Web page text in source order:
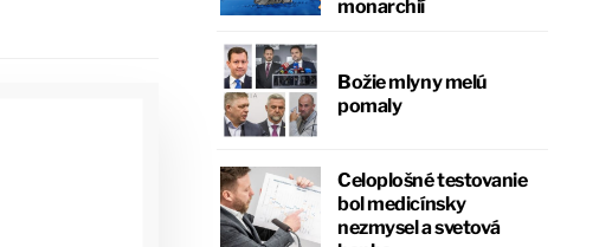
monarchií
Božie mlyny melú
pomaly
Celoplošné testovanie
bol medicínsky
nezmysel a svetová